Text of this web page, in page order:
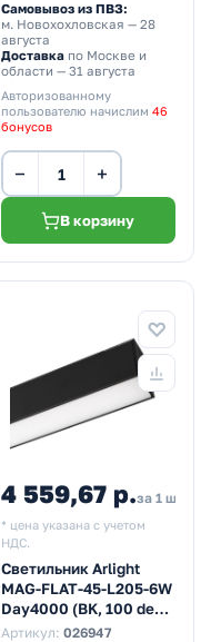
Самовывоз из ПВЗ:
м. Новохохловская — 28
августа
Доставкапо Москве и
области — 31 августа
Авторизованному
пользователю начислим 46
бонусов
− +
В корзину
4 559,67 р.за 1 шт
* цена указана с учетом
НДС.
Светильник Arlight
MAG-FLAT-45-L205-6W
Day4000 (BK, 100 deg,
24V)
Артикул: 026947